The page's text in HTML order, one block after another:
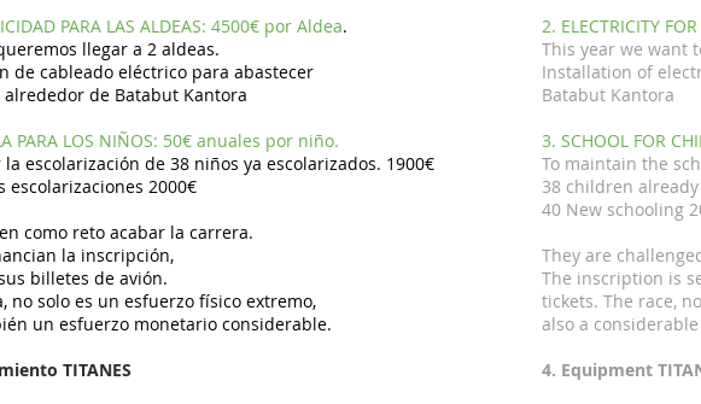
PARA LAS ALDEAS: 4500€ por Aldea.
llegar a 2 aldeas.
de cableado eléctrico para abastecer
alrededor de Batabut Kantora
PARA LOS NIÑOS: 50€ anuales por niño.
escolarización de 38 niños ya escolarizados. 1900€
escolarizaciones 2000€
como reto acabar la carrera.
la inscripción,
billetes de avión.
no solo es un esfuerzo físico extremo,
un esfuerzo monetario considerable.
TITANES
2. ELECTRICITY
This year we want
Installation of
Batabut Kantora
3. SCHOOL FOR
To maintain the
38 children
40 New schooling
They are
The inscription is
tickets. The race,
also a
4. Equipment